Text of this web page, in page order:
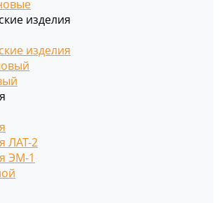
изделия
изделия
ЛАТ-2
ЭМ-1